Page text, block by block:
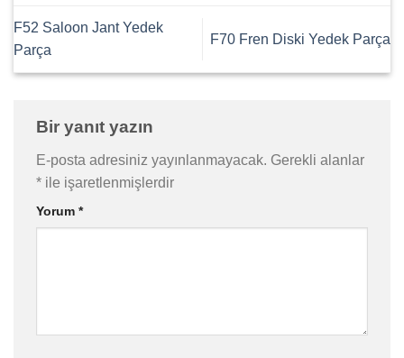
F52 Saloon Jant Yedek
Parça
F70 Fren Diski Yedek Parça
Bir yanıt yazın
E-posta adresiniz yayınlanmayacak. Gerekli alanlar
* ile işaretlenmişlerdir
Yorum *